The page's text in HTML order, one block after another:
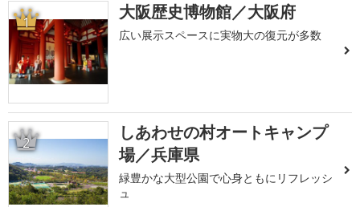
1 大阪歴史博物館／大阪府
広い展示スペースに実物大の復元が多数
2
しあわせの村オートキャンプ
場／兵庫県
緑豊かな大型公園で心身ともにリフレッシ
ュ